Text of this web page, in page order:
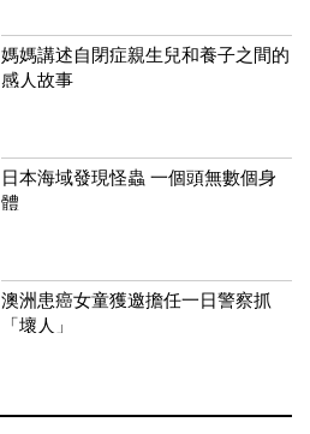
媽媽講述自閉症親生兒和養子之間的
感人故事
日本海域發現怪蟲 一個頭無數個身
體
澳洲患癌女童獲邀擔任一日警察抓
「壞人」